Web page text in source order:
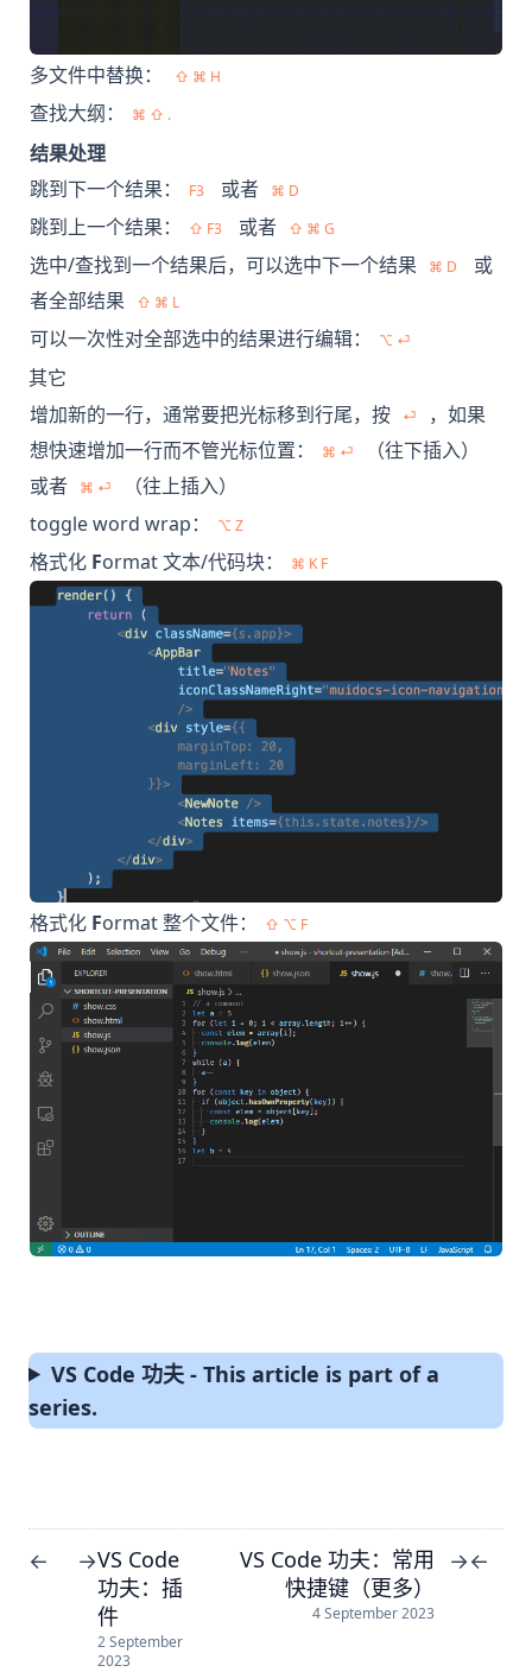
多文件中替换： ⇧ ⌘ H
查找大纲： ⌘ ⇧ .
结果处理
跳到下一个结果：
F3 或者 ⌘ D
跳到上一个结果： ⇧ F3 或者 ⇧ ⌘ G
选中/查找到一个结果后，可以选中下一个结果 ⌘ D
或
者全部结果
⇧ ⌘ L
可以一次性对全部选中的结果进行编辑： ⌥ ⏎
其它
增加新的一行，通常要把光标移到行尾，按
⏎
，如果
想快速增加一行而不管光标位置：
⌘ ⏎
（往下插入）
或者
⌘ ⏎
（往上插入）
toggle word wrap：
⌥ Z
格式化 Format 文本/代码块： ⌘ K F
格式化 Format 整个文件： ⇧ ⌥ F
VS Code 功夫 - This article is part of a
series.
← →VS Code
功夫：插
件
2 September
2023
VS Code 功夫：常用
快捷键（更多）
4 September 2023
→←